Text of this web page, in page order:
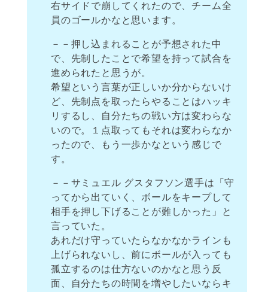
右サイドで崩してくれたので、チーム全
員のゴールかなと思います。
－－押し込まれることが予想された中
で、先制したことで希望を持って試合を
進められたと思うが。
希望という言葉が正しいか分からないけ
ど、先制点を取ったらやることはハッキ
リするし、自分たちの戦い方は変わらな
いので。１点取ってもそれは変わらなか
ったので、もう一歩かなという感じで
す。
－－サミュエル グスタフソン選手は「守
ってから出ていく、ボールをキープして
相手を押し下げることが難しかった」と
言っていた。
あれだけ守っていたらなかなかラインも
上げられないし、前にボールが入っても
孤立するのは仕方ないのかなと思う反
面、自分たちの時間を増やしたいならキ